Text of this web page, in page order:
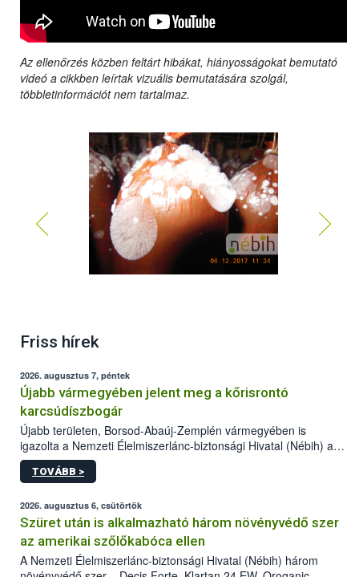
Az ellenőrzés közben feltárt hibákat, hiányosságokat bemutató
videó a cikkben leírtak vizuális bemutatására szolgál,
többletinformációt nem tartalmaz.
Friss hírek
2026. augusztus 7, péntek
Újabb vármegyében jelent meg a kőrisrontó
karcsúdíszbogár
Újabb területen, Borsod-Abaúj-Zemplén vármegyében is
igazolta a Nemzeti Élelmiszerlánc-biztonsági Hivatal (Nébih) a
kőrisrontó karcsúdíszbogár (Agrilus planipennis) jelenlétét. A
kártevőt nem csak színcsapdában találták meg, de már fertőzött
az intenzív felderítést, emellett az intézkedéseket a szlovák
hatósággal is összehangolják a terjedés megállítása érdekében.
TOVÁBB >
2026. augusztus 6, csütörtök
Szüret után is alkalmazható három növényvédő szer
az amerikai szőlőkabóca ellen
A Nemzeti Élelmiszerlánc-biztonsági Hivatal (Nébih) három